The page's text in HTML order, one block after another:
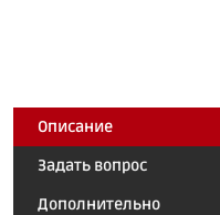
Описание
Задать вопрос
Дополнительно